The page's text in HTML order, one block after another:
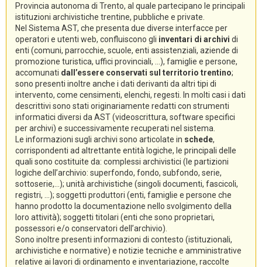
Provincia autonoma di Trento, al quale partecipano le principali
istituzioni archivistiche trentine, pubbliche e private.
Nel Sistema AST, che presenta due diverse interfacce per
operatori e utenti web, confluiscono gli inventari di archivi di
enti (comuni, parrocchie, scuole, enti assistenziali, aziende di
promozione turistica, uffici provinciali, ...), famiglie e persone,
accomunati dall’essere conservati sul territorio trentino;
sono presenti inoltre anche i dati derivanti da altri tipi di
intervento, come censimenti, elenchi, regesti. In molti casi i dati
descrittivi sono stati originariamente redatti con strumenti
informatici diversi da AST (videoscrittura, software specifici
per archivi) e successivamente recuperati nel sistema.
Le informazioni sugli archivi sono articolate in schede,
corrispondenti ad altrettante entità logiche, le principali delle
quali sono costituite da: complessi archivistici (le partizioni
logiche dell’archivio: superfondo, fondo, subfondo, serie,
sottoserie,...); unità archivistiche (singoli documenti, fascicoli,
registri, ...); soggetti produttori (enti, famiglie e persone che
hanno prodotto la documentazione nello svolgimento della
loro attività); soggetti titolari (enti che sono proprietari,
possessori e/o conservatori dell’archivio).
Sono inoltre presenti informazioni di contesto (istituzionali,
archivistiche e normative) e notizie tecniche e amministrative
relative ai lavori di ordinamento e inventariazione, raccolte